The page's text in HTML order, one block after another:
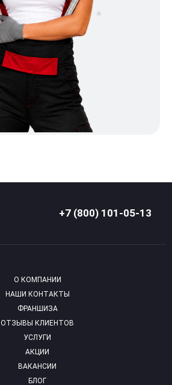
+7 (800) 101-05-13
О КОМПАНИИ
НАШИ КОНТАКТЫ
ФРАНШИЗА
ОТЗЫВЫ КЛИЕНТОВ
УСЛУГИ
АКЦИИ
ВАКАНСИИ
БЛОГ